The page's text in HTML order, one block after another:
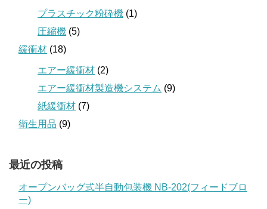
プラスチック粉砕機 (1)
圧縮機 (5)
緩衝材 (18)
エアー緩衝材 (2)
エアー緩衝材製造機システム (9)
紙緩衝材 (7)
衛生用品 (9)
最近の投稿
オープンバッグ式半自動包装機 NB-202(フィードブロ
ー)